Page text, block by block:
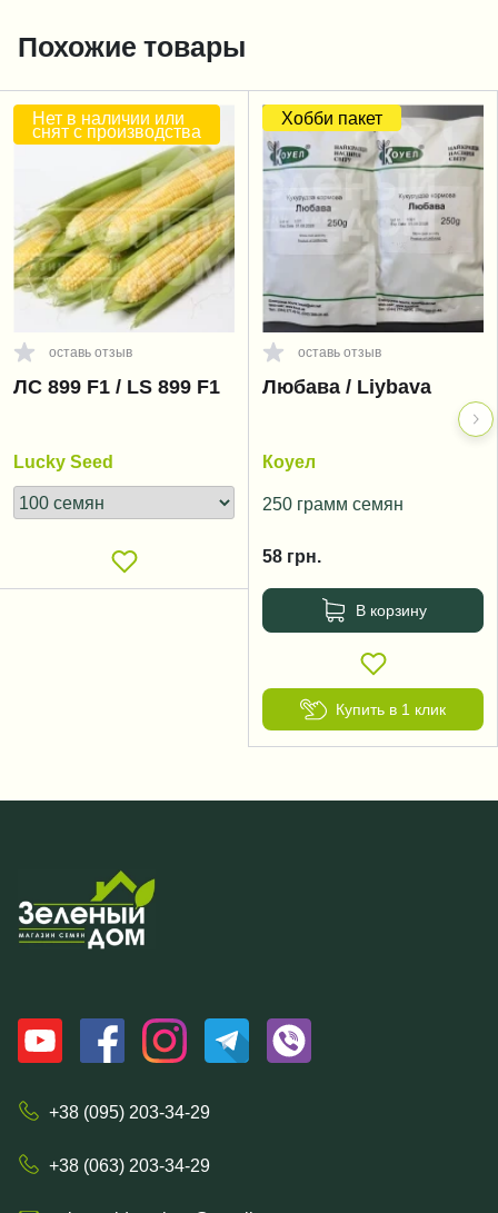
Похожие товары
Нет в наличии или
снят с производства
оставь отзыв
ЛС 899 F1 / LS 899 F1
Lucky Seed
Хобби пакет
оставь отзыв
Любава / Liybava
Коуел
250 грамм семян
58 грн.
В корзину
Купить в 1 клик
+38 (095) 203-34-29
+38 (063) 203-34-29